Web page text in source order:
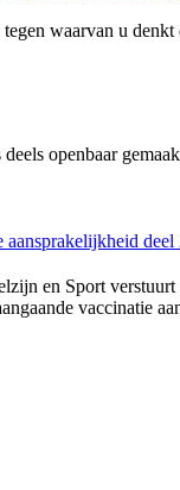
waarvan u
openbaar
aansprakelijkheid deel
en Sport
vaccinatie